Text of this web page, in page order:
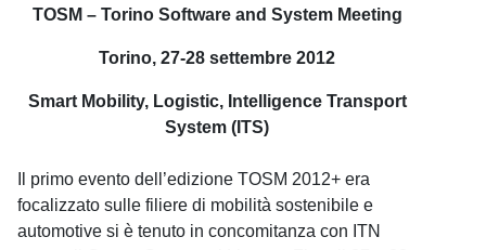
Descrizione iniziativa
TOSM – Torino Software and System Meeting
Torino, 27-28 settembre 2012
Smart Mobility, Logistic, Intelligence Transport
System (ITS)
Il primo evento dell’edizione TOSM 2012+ era
focalizzato sulle filiere di mobilità sostenibile e
automotive si è tenuto in concomitanza con ITN